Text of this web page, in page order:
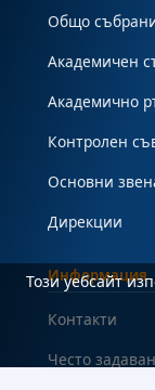
Общо
Академичен
Академично
Контролен
Основни
Дирекции
Информация
Контакти
Често
Този уебсайт